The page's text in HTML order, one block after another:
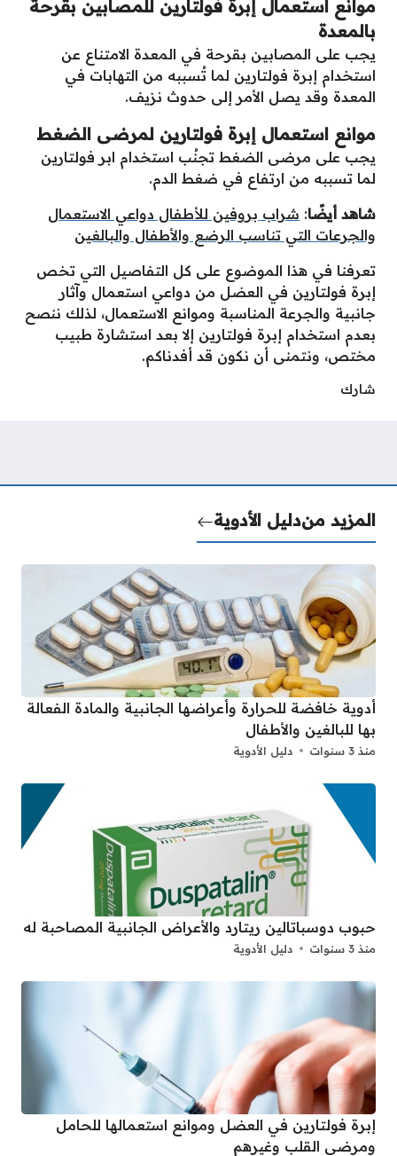
موانع استعمال إبرة فولتارين للمصابين بقرحة
بالمعدة
يجب على المصابين بقرحة في المعدة الامتناع عن
استخدام إبرة فولتارين لما تُسببه من التهابات في
المعدة وقد يصل الأمر إلى حدوث نزيف.
موانع استعمال إبرة فولتارين لمرضى الضغط
يجب على مرضى الضغط تجنُب استخدام ابر فولتارين
لما تسببه من ارتفاع في ضغط الدم.
شاهد أيضًا: شراب بروفين للأطفال دواعي الاستعمال
والجرعات التي تناسب الرضع والأطفال والبالغين
تعرفنا في هذا الموضوع على كل التفاصيل التي تخص
إبرة فولتارين في العضل من دواعي استعمال وآثار
جانبية والجرعة المناسبة وموانع الاستعمال، لذلك ننصح
بعدم استخدام إبرة فولتارين إلا بعد استشارة طبيب
مختص، ونتمنى أن نكون قد أفدناكم.
شارك
المزيد مندليل الأدوية
أدوية خافضة للحرارة وأعراضها الجانبية والمادة الفعالة
بها للبالغين والأطفال
منذ 3 سنوات دليل الأدوية
حبوب دوسباتالين ريتارد والأعراض الجانبية المصاحبة له
منذ 3 سنوات دليل الأدوية
إبرة فولتارين في العضل وموانع استعمالها للحامل
ومرضى القلب وغيرهم